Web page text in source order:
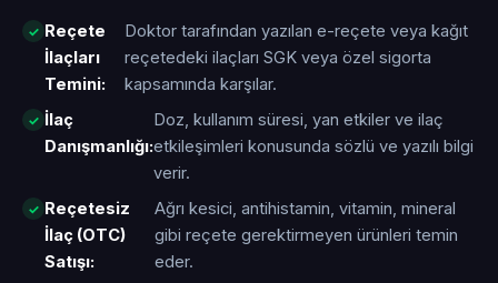
Reçete
İlaçları
Temini:
Doktor tarafından yazılan e-reçete veya kağıt
reçetedeki ilaçları SGK veya özel sigorta
kapsamında karşılar.
İlaç
Danışmanlığı:
Doz, kullanım süresi, yan etkiler ve ilaç
etkileşimleri konusunda sözlü ve yazılı bilgi
verir.
Reçetesiz
İlaç (OTC)
Satışı:
Ağrı kesici, antihistamin, vitamin, mineral
gibi reçete gerektirmeyen ürünleri temin
eder.